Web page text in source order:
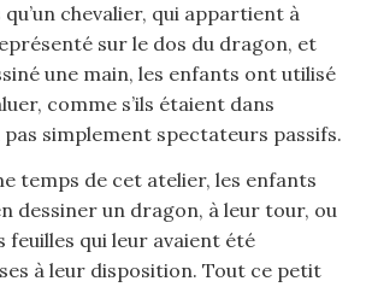
chevalier, qui appartient à
sur le dos du dragon, et
une main, les enfants ont utilisé
comme s’ils étaient dans
pas simplement spectateurs passifs.
temps de cet atelier, les enfants
dessiner un dragon, à leur tour, ou
feuilles qui leur avaient été
à leur disposition. Tout ce petit